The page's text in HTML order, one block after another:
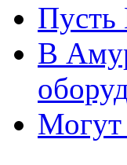
В
Могут